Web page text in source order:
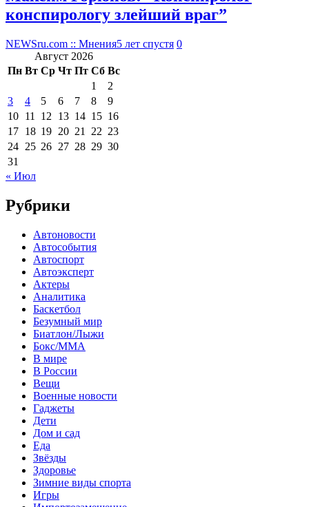
конспирологу злейший враг”
NEWSru.com :: Мнения5 лет спустя 0
Август 2026
Пн Вт Ср Чт Пт Сб Вс
1
2
3
4 5 6 7 8
9
10 11 12 13 14 15 16
17 18 19 20 21 22 23
24 25 26 27 28 29 30
31
« Июл
Рубрики
Автоновости
Автособытия
Автоспорт
Автоэксперт
Актеры
Аналитика
Баскетбол
Безумный мир
Биатлон/Лыжи
Бокс/MMA
В мире
В России
Вещи
Военные новости
Гаджеты
Дети
Дом и сад
Еда
Звёзды
Здоровье
Зимние виды спорта
Игры